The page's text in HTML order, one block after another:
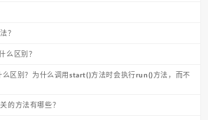
？
么区别？
区别？为什么调用start()方法时会执行run()方法，而不
的方法有哪些？